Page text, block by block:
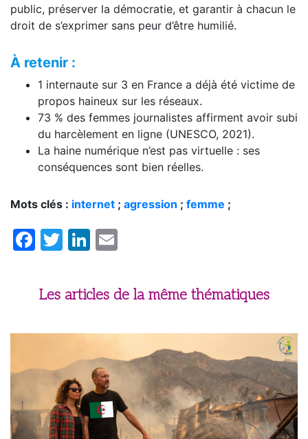
public, préserver la démocratie, et garantir à chacun le
droit de s’exprimer sans peur d’être humilié.
À retenir :
1 internaute sur 3 en France a déjà été victime de
propos haineux sur les réseaux.
73 % des femmes journalistes affirment avoir subi
du harcèlement en ligne (UNESCO, 2021).
La haine numérique n’est pas virtuelle : ses
conséquences sont bien réelles.
Mots clés : internet ; agression ; femme ;
Facebook
TwitterLinkedIn
Les articles de la même thématiques